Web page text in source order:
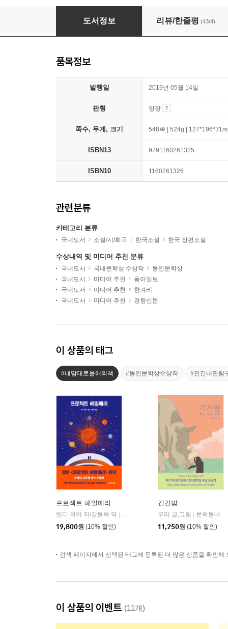
도서정보 리뷰/한줄평 (43/4)
품목정보
발행일 2019년 05월 14일
판형 양장
쪽수, 무게, 크기 548쪽 | 524g |
ISBN13 9791160261325
ISBN10 1160261326
관련분류
카테고리 분류
국내도서 소설/시/희곡 한국소설 한국 장편소설
수상내역 및 미디어 추천 분류
국내도서 국내문학상 수상작
동인문학상
국내도서
미디어 추천
동아일보
국내도서
미디어 추천
한겨레
국내도서
미디어 추천 경향신문
이 상품의 태그
#내맘대로올해의책 #동인문학상수상작 #인간내면탐
프로젝트 헤일메리
앤디 위어 저/강동혁 역
알에이치코리아(RHK)
19,800원 (10% 할인)
긴긴밤
루리 글,그림
문학동네
11,250원 (10% 할인)
검색 페이지에서 선택된 태그에 등록된 더 많은 상품을 확인해
이 상품의 이벤트 (11개)